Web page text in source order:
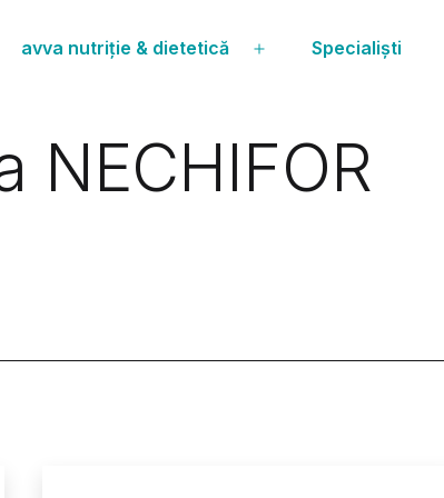
avva nutriție & dietetică
Deschide
Specialiști
NECHIFOR